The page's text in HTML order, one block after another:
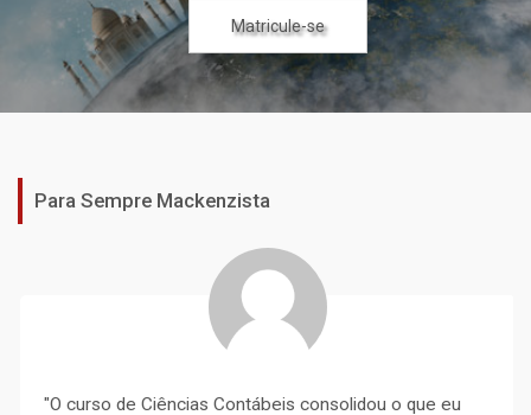
Matricule-se
Matricule-se
Matricule-se
Matricule-se
Matricule-se
Matricule-se
Para Sempre Mackenzista
"O curso de Ciências Contábeis consolidou o que eu